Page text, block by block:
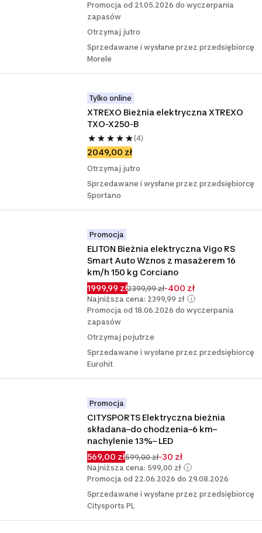
Promocja od 21.05.2026 do wyczerpania
zapasów
Otrzymaj jutro
Sprzedawane i wysłane przez przedsiębiorcę
Morele
Tylko online
XTREXO Bieżnia elektryczna XTREXO
TXO-X250-B
(4)
2049,00 zł
Otrzymaj jutro
Sprzedawane i wysłane przez przedsiębiorcę
Sportano
Promocja
ELITON Bieżnia elektryczna Vigo RS
Smart Auto Wznos z masażerem 16
km/h 150 kg Corciano
1999,99 zł2399,99 zł-400 zł
Najniższa cena: 2399,99 zł
Promocja od 18.06.2026 do wyczerpania
zapasów
Otrzymaj pojutrze
Sprzedawane i wysłane przez przedsiębiorcę
Eurohit
Promocja
CITYSPORTS Elektryczna bieżnia
składana–do chodzenia–6 km–
nachylenie 13%– LED
569,00 zł599,00 zł-30 zł
Najniższa cena: 599,00 zł
Promocja od 22.06.2026 do 29.08.2026
Sprzedawane i wysłane przez przedsiębiorcę
Citysports PL